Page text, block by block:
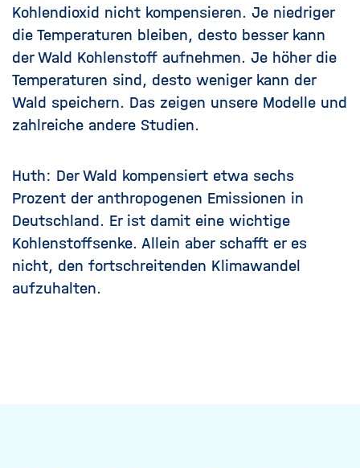
Kohlendioxid nicht kompensieren. Je niedriger
die Temperaturen bleiben, desto besser kann
der Wald Kohlenstoff aufnehmen. Je höher die
Temperaturen sind, desto weniger kann der
Wald speichern. Das zeigen unsere Modelle und
zahlreiche andere Studien.
Huth: Der Wald kompensiert etwa sechs
Prozent der anthropogenen Emissionen in
Deutschland. Er ist damit eine wichtige
Kohlenstoffsenke. Allein aber schafft er es
nicht, den fortschreitenden Klimawandel
aufzuhalten.